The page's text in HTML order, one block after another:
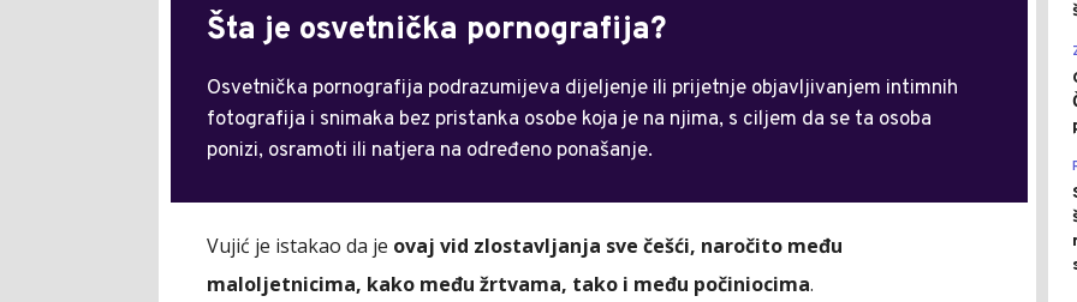
Šta je osvetnička pornografija?
Osvetnička pornografija podrazumijeva dijeljenje ili prijetnje objavljivanjem intimnih
fotografija i snimaka bez pristanka osobe koja je na njima, s ciljem da se ta osoba
ponizi, osramoti ili natjera na određeno ponašanje.
Vujić je istakao da je ovaj vid zlostavljanja sve češći, naročito među
maloljetnicima, kako među žrtvama, tako i među počiniocima.